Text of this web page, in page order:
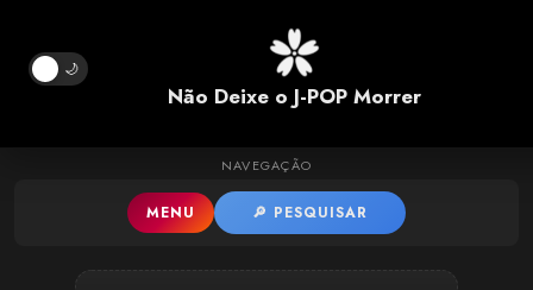
Pular para o conteúdo principal
🌙
Não Deixe o J-POP Morrer
NAVEGAÇÃO
MENU 🔎 PESQUISAR